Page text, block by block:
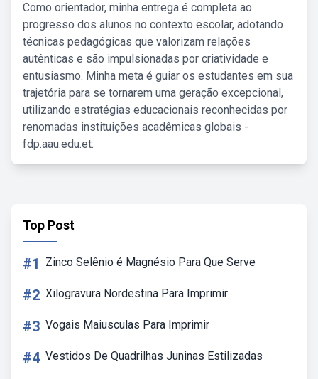
Como orientador, minha entrega é completa ao
progresso dos alunos no contexto escolar, adotando
técnicas pedagógicas que valorizam relações
autênticas e são impulsionadas por criatividade e
entusiasmo. Minha meta é guiar os estudantes em sua
trajetória para se tornarem uma geração excepcional,
utilizando estratégias educacionais reconhecidas por
renomadas instituições acadêmicas globais -
fdp.aau.edu.et.
Top Post
#1 Zinco Selênio é Magnésio Para Que Serve
#2 Xilogravura Nordestina Para Imprimir
#3 Vogais Maiusculas Para Imprimir
#4 Vestidos De Quadrilhas Juninas Estilizadas